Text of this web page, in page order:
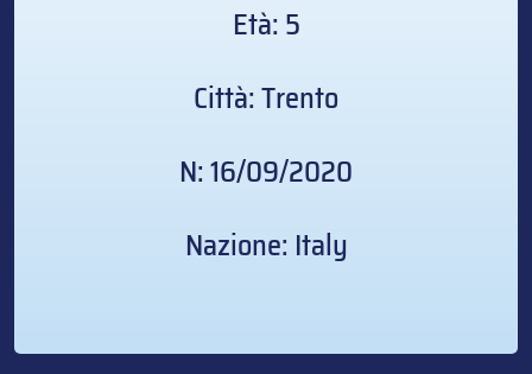
Età: 5
Città: Trento
N: 16/09/2020
Nazione: Italy